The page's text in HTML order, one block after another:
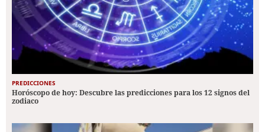
PREDICCIONES
Horóscopo de hoy: Descubre las predicciones para los 12 signos del
zodiaco